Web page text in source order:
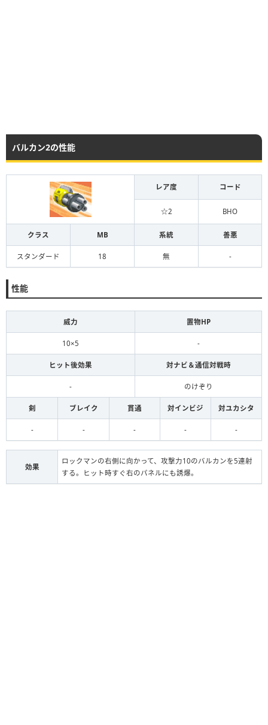
バルカン2の性能
レア度 コード
☆2 BHO
クラス MB 系統 善悪
スタンダード 18 無 -
性能
威力 置物HP
10×5 -
ヒット後効果 対ナビ＆通信対戦時
- のけぞり
剣 ブレイク 貫通 対インビジ 対ユカシタ
- - - - -
効果
ロックマンの右側に向かって、攻撃力10のバルカンを5連射
する。ヒット時すぐ右のパネルにも誘爆。